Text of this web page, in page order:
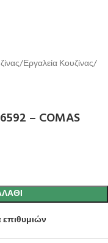
Εργαλεία Κουζίνας
– COMAS